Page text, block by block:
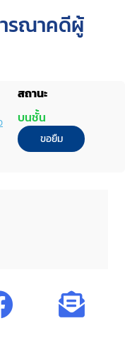
รณาคดีผู้
สถานะ
บนชั้น
ขอยืม